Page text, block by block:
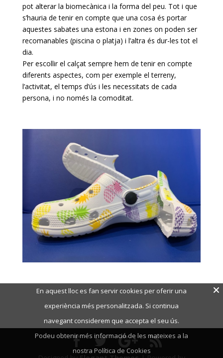
pot alterar la biomecànica i la forma del peu. Tot i que
s’hauria de tenir en compte que una cosa és portar
aquestes sabates una estona i en zones on poden ser
recomanables (piscina o platja) i l’altra és dur-les tot el
dia.
Per escollir el calçat sempre hem de tenir en compte
diferents aspectes, com per exemple el terreny,
l’activitat, el temps d’ús i les necessitats de cada
persona, i no només la comoditat.
En aquest lloc es fan servir cookies per oferir una
experiència més personalitzada. Si continua
navegant considerem que accepta el seu ús.
Podeu obtenir més informació de les mateixes a la
nostra Política de Cookies